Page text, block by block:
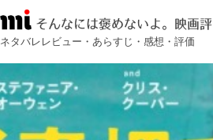
そんなには褒めないよ。映画評
ネタバレレビュー・あらすじ・感想・評価